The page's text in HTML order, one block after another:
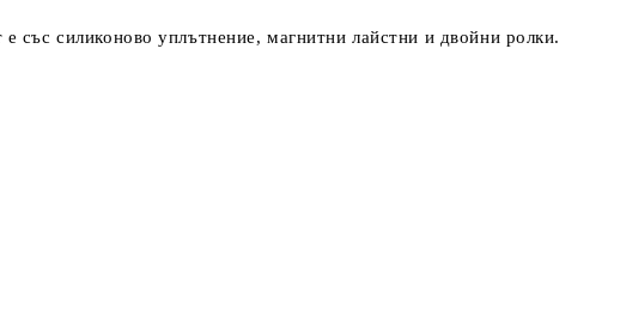
със силиконово уплътнение, магнитни лайстни и двойни ролки.